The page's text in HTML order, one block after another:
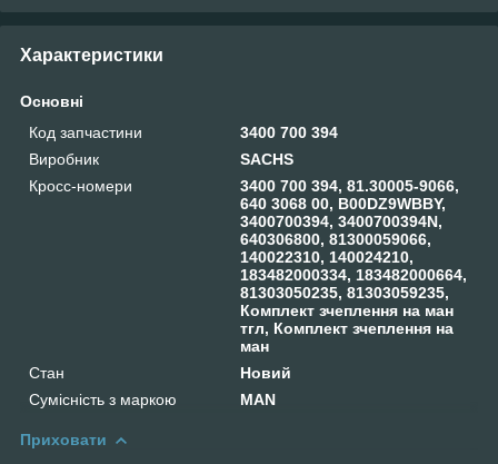
Характеристики
Основні
Код запчастини
3400 700 394
Виробник
SACHS
Кросс-номери
3400 700 394, 81.30005-9066,
640 3068 00, B00DZ9WBBY,
3400700394, 3400700394N,
640306800, 81300059066,
140022310, 140024210,
183482000334, 183482000664,
81303050235, 81303059235,
Комплект зчеплення на ман
тгл, Комплект зчеплення на
ман
Стан
Новий
Сумісність з маркою
MAN
Приховати